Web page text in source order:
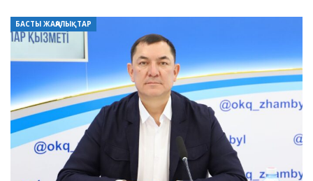
БАСТЫ ЖАҢАЛЫҚТАР